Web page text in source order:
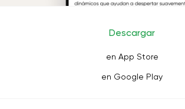
Descargar
en App Store
en Google Play